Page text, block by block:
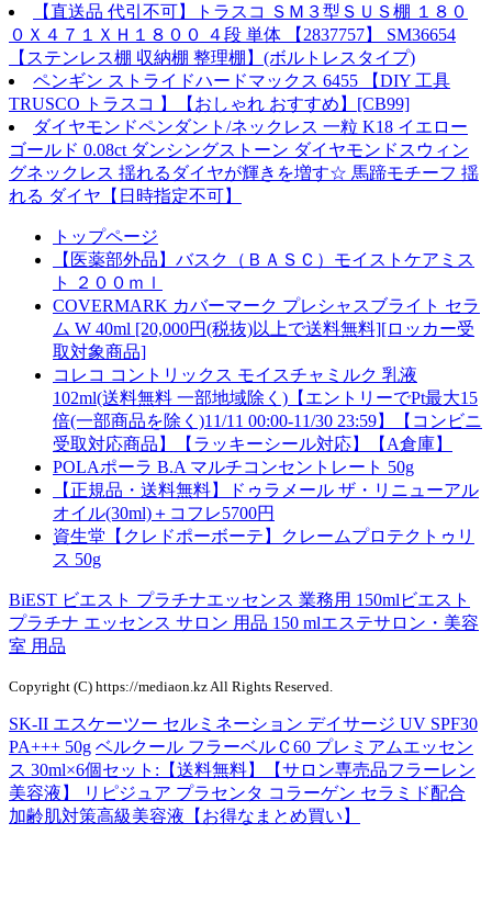
【直送品 代引不可】トラスコ ＳＭ３型ＳＵＳ棚 １８０
０Ｘ４７１ＸＨ１８００ ４段 単体 【2837757】 SM36654
【ステンレス棚 収納棚 整理棚】(ボルトレスタイプ)
ペンギン ストライドハードマックス 6455 【DIY 工具
TRUSCO トラスコ 】【おしゃれ おすすめ】[CB99]
ダイヤモンドペンダント/ネックレス 一粒 K18 イエロー
ゴールド 0.08ct ダンシングストーン ダイヤモンドスウィン
グネックレス 揺れるダイヤが輝きを増す☆ 馬蹄モチーフ 揺
れる ダイヤ【日時指定不可】
トップページ
【医薬部外品】バスク（ＢＡＳＣ）モイストケアミス
ト ２００ｍｌ
COVERMARK カバーマーク プレシャスブライト セラ
ム W 40ml [20,000円(税抜)以上で送料無料][ロッカー受
取対象商品]
コレコ コントリックス モイスチャミルク 乳液
102ml(送料無料 一部地域除く)【エントリーでPt最大15
倍(一部商品を除く)11/11 00:00-11/30 23:59】【コンビニ
受取対応商品】【ラッキーシール対応】【A倉庫】
POLAポーラ B.A マルチコンセントレート 50g
【正規品・送料無料】ドゥラメール ザ・リニューアル
オイル(30ml)＋コフレ5700円
資生堂【クレドポーボーテ】クレームプロテクトゥリ
ス 50g
BiEST ビエスト プラチナエッセンス 業務用 150mlビエスト
プラチナ エッセンス サロン 用品 150 mlエステサロン・美容
室 用品
Copyright (C) https://mediaon.kz All Rights Reserved.
SK-II エスケーツー セルミネーション デイサージ UV SPF30
PA+++ 50g ベルクール フラーベルＣ60 プレミアムエッセン
ス 30ml×6個セット:【送料無料】【サロン専売品フラーレン
美容液】 リピジュア プラセンタ コラーゲン セラミド配合
加齢肌対策高級美容液【お得なまとめ買い】